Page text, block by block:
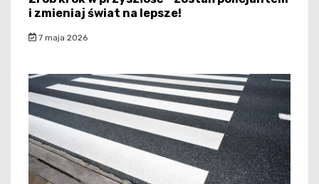
i zmieniaj świat na lepsze!
7 maja 2026